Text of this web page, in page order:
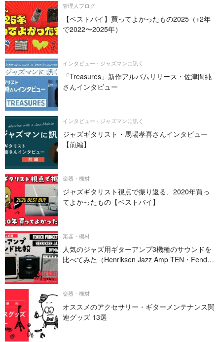
管理人ブログ
【ベストバイ】買ってよかったもの2025（+2年
で2022〜2025年）
インタビュー - ジャズマンに訊く
「Treasures」新作アルバムリリース・佐津間純
さんインタビュー
インタビュー - ジャズマンに訊く
ジャズギタリスト・馬場孝喜さんインタビュー
【前編】
楽器・機材
ジャズギタリスト視点で振り返る、2020年買っ
てよかったもの【ベストバイ】
楽器・機材
人気のジャズ用ギターアンプ3機種のサウンドを
比べてみた（Henriksen Jazz Amp TEN・Fender
楽器・機材
オススメのアクセサリー・ギターメンテナンス関
連グッズ 13選